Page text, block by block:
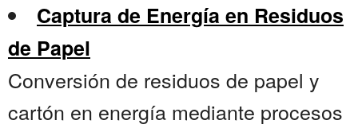
Captura de Energía en Residuos
de Papel
Conversión de residuos de papel y
cartón en energía mediante procesos